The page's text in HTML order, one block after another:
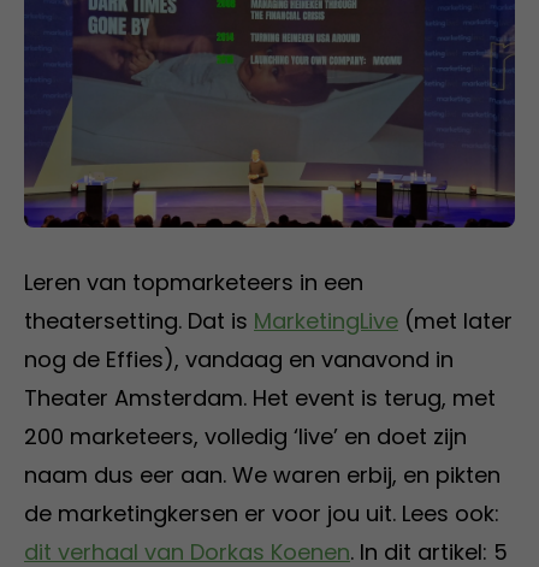
Leren van topmarketeers in een
theatersetting. Dat is MarketingLive (met later
nog de Effies), vandaag en vanavond in
Theater Amsterdam. Het event is terug, met
200 marketeers, volledig ‘live’ en doet zijn
naam dus eer aan. We waren erbij, en pikten
de marketingkersen er voor jou uit. Lees ook:
dit verhaal van Dorkas Koenen. In dit artikel: 5